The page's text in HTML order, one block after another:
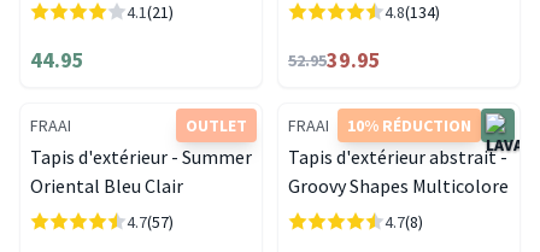
4.1(21)
44.95
4.8(134)
52.9539.95
OUTLET
FRAAI
Tapis d'extérieur - Summer
Oriental Bleu Clair
4.7(57)
10% RÉDUCTION
FRAAI
Tapis d'extérieur abstrait -
Groovy Shapes Multicolore
4.7(8)